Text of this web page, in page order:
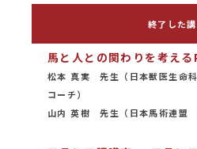
終了した
馬と人との関わりを考え
松本 真実 先生（日本獣医生命
コーチ）
山内 英樹 先生（日本馬術連盟